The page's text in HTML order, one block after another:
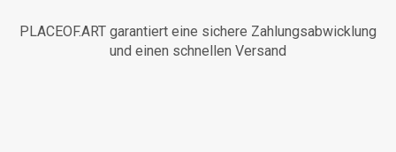
PLACEOF.ART garantiert eine sichere Zahlungsabwicklung
und einen schnellen Versand